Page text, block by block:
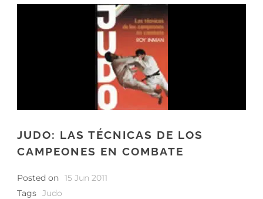
JUDO: LAS TÉCNICAS DE LOS
CAMPEONES EN COMBATE
Posted on 15 Jun 2011
Tags Judo